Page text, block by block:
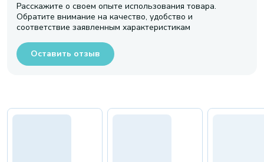
Расскажите о своем опыте использования товара.
Обратите внимание на качество, удобство и
соответствие заявленным характеристикам
Оставить отзыв